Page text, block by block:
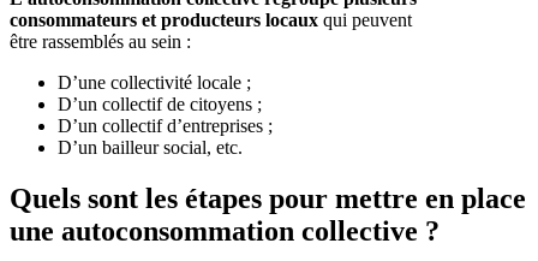
consommateurs et producteurs locaux qui peuvent
être rassemblés au sein :
D’une collectivité locale ;
D’un collectif de citoyens ;
D’un collectif d’entreprises ;
D’un bailleur social, etc.
Quels sont les étapes pour mettre en place
une autoconsommation collective ?